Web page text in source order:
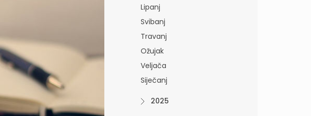
Lipanj
Svibanj
Travanj
Ožujak
Veljača
Siječanj
2025